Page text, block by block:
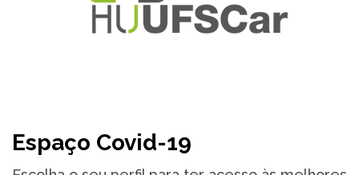
Espaço Covid-19